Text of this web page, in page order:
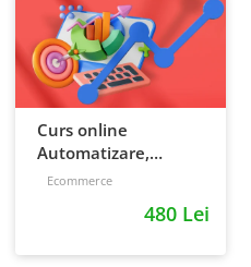
Curs online
Automatizare,
scalare si loializare:
strategia de business
Ecommerce
480 Lei